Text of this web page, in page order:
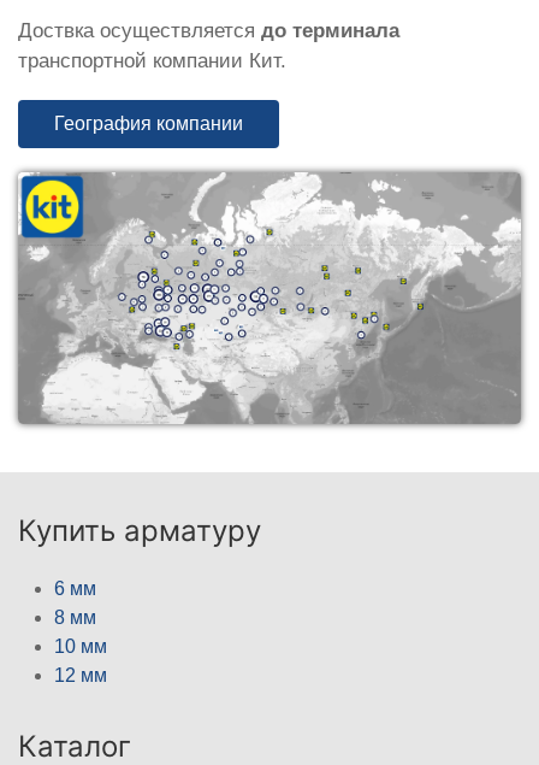
Доствка осуществляется до терминала
транспортной компании Кит.
География компании
Купить арматуру
6 мм
8 мм
10 мм
12 мм
Каталог